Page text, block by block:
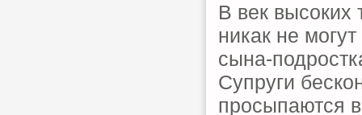
В век высоких
никак не
сына-
Супруги
просыпаются